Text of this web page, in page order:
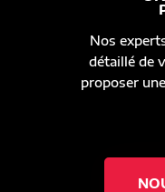
Nos
détaillé de
proposer